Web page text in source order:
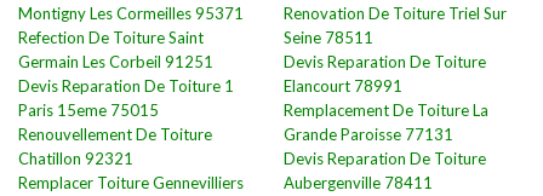
Montigny Les Cormeilles 95371
Refection De Toiture Saint
Germain Les Corbeil 91251
Devis Reparation De Toiture 1
Paris 15eme 75015
Renouvellement De Toiture
Chatillon 92321
Remplacer Toiture Gennevilliers
Renovation De Toiture Triel Sur
Seine 78511
Devis Reparation De Toiture
Elancourt 78991
Remplacement De Toiture La
Grande Paroisse 77131
Devis Reparation De Toiture
Aubergenville 78411